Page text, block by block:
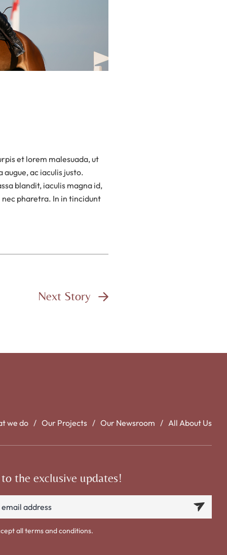
et lorem malesuada, ut
ac iaculis justo.
blandit, iaculis magna id,
pharetra. In in tincidunt
Next Story
we do Our Projects Our Newsroom All About Us
the exclusive updates!
all terms and conditions.